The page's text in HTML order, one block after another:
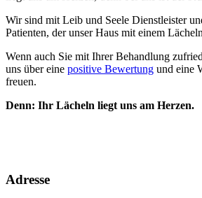
Wir sind mit Leib und Seele Dienstleister
Patienten, der unser Haus mit einem
Wenn auch Sie mit Ihrer Behandlung
uns über eine positive Bewertung und eine
freuen.
Denn: Ihr Lächeln liegt uns am Herzen.
Adresse